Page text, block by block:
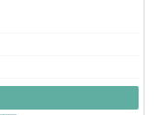
、ハロウィンパーテ
えて交流できるイベ
まっているので、新
ます。